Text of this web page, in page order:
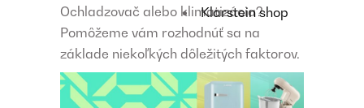
Klarstein shop
Ochladzovač alebo klimatizácia?
Pomôžeme vám rozhodnúť sa na
základe niekoľkých dôležitých faktorov.